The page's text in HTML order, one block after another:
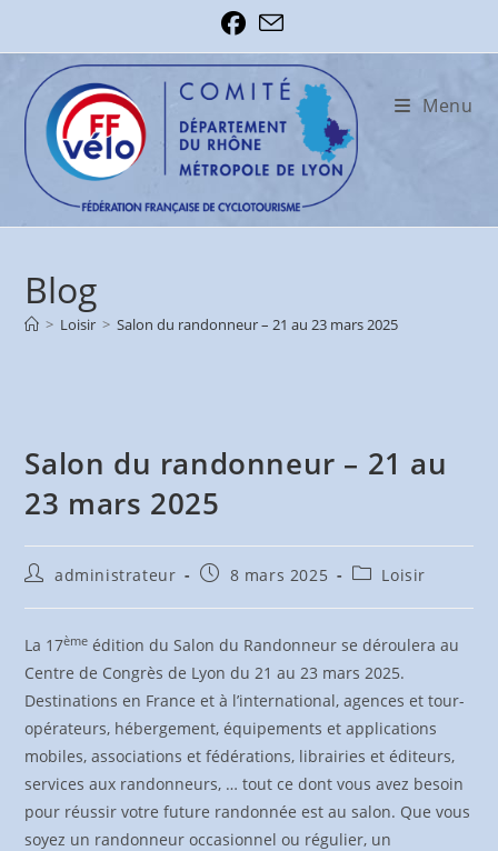
content
Menu
Blog
> Loisir > Salon du randonneur – 21 au 23 mars 2025
Salon du randonneur – 21 au
23 mars 2025
Auteur/autrice
la
publication :
administrateur
Publication
8 mars 2025
PostLoisir
La 17ème édition du Salon du Randonneur se déroulera au
Centre de Congrès de Lyon du 21 au 23 mars 2025.
Destinations en France et à l’international, agences et tour-
opérateurs, hébergement, équipements et applications
mobiles, associations et fédérations, librairies et éditeurs,
services aux randonneurs, … tout ce dont vous avez besoin
pour réussir votre future randonnée est au salon. Que vous
soyez un randonneur occasionnel ou régulier, un